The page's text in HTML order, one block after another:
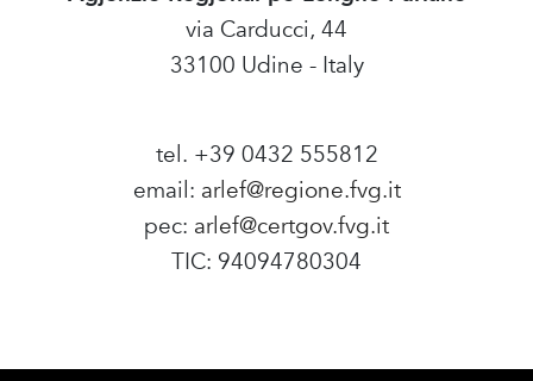
via Carducci, 44
33100 Udine - Italy
tel. +39 0432 555812
email: arlef@regione.fvg.it
pec: arlef@certgov.fvg.it
TIC: 94094780304